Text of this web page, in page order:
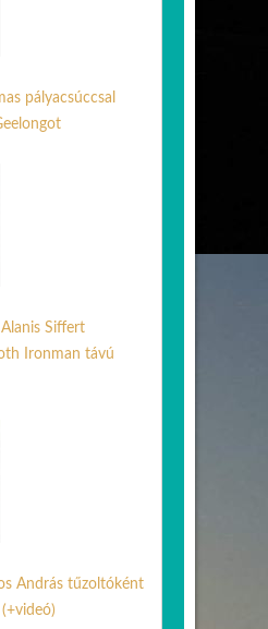
pályacsúccsal
Siffert
Ironman távú
András tűzoltóként